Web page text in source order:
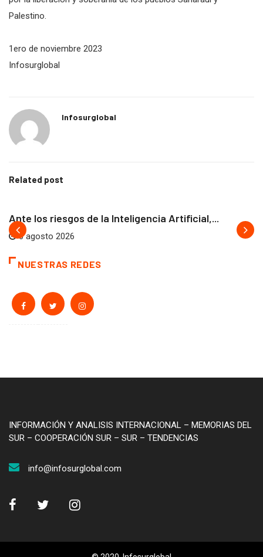
Palestino.
1ero de noviembre 2023
Infosurglobal
Infosurglobal
Related post
Ante los riesgos de la Inteligencia Artificial,...
6 agosto 2026
NUESTRAS REDES
INFORMACIÓN Y ANALISIS INTERNACIONAL – MEMORIAS DEL
SUR – COOPERACIÓN SUR – SUR – TENDENCIAS
info@infosurglobal.com